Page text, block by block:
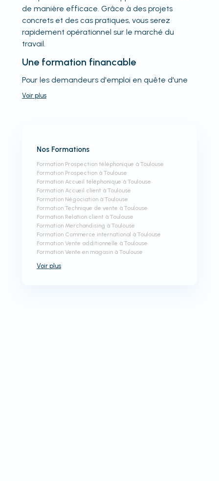
de manière efficace. Grâce à des projets
concrets et des cas pratiques, vous serez
rapidement opérationnel sur le marché du
travail.
Une formation financable
Pour les demandeurs d'emploi en quête d'une
Voir plus
Nos Formations
Formation Prospection téléphonique à Toulouse
Formation Prospection à Toulouse
Formation Accueil téléphonique à Toulouse
Formation Accueil client à Toulouse
Formation Négociation à Toulouse
Formation Technique de vente à Toulouse
Formation Relation client à Toulouse
Formation Merchandising à Toulouse
Formation Commerce international à Toulouse
Formation Vente additionnelle à Toulouse
Formation Vente en magasin à Toulouse
Voir plus